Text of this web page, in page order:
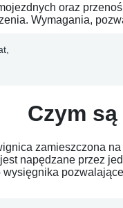
oraz
Wymagania,
Czym
zamieszczona
napędzane przez